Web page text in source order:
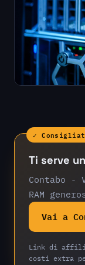
✓
Ti serve
Contabo -
RAM
Vai a
Link di
costi extra